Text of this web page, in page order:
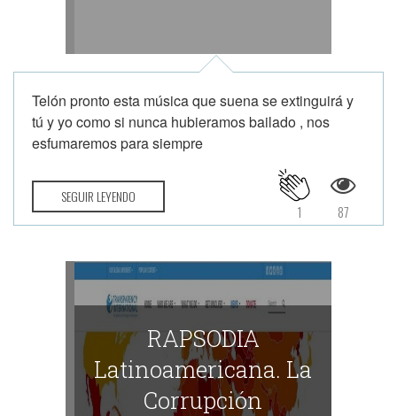
Telón pronto esta música que suena se extinguirá y
tú y yo como si nunca hubieramos bailado , nos
esfumaremos para siempre
SEGUIR LEYENDO
87
1
RAPSODIA
Latinoamericana. La
Corrupción